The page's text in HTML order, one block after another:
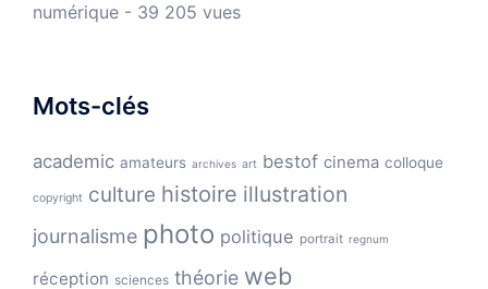
numérique - 39 205 vues
Mots-clés
academic amateurs archives art bestof cinema colloque
copyright culture histoire illustration
journalisme photo politique portrait regnum
réception sciences théorie web